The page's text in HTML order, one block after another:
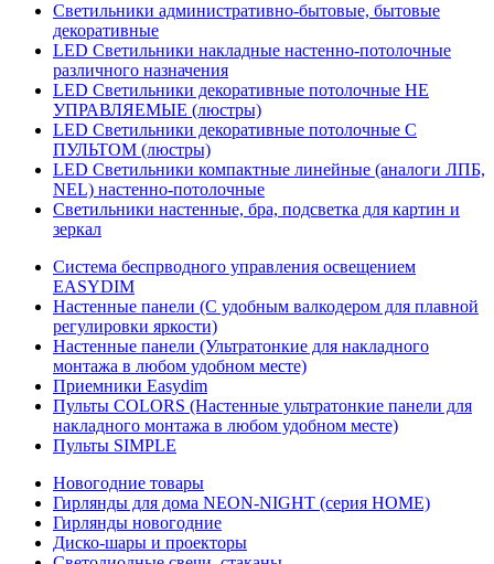
Светильники административно-бытовые, бытовые
декоративные
LED Cветильники накладные настенно-потолочные
различного назначения
LED Светильники декоративные потолочные НЕ
УПРАВЛЯЕМЫЕ (люстры)
LED Светильники декоративные потолочные С
ПУЛЬТОМ (люстры)
LED Светильники компактные линейные (аналоги ЛПБ,
NEL) настенно-потолочные
Светильники настенные, бра, подсветка для картин и
зеркал
Система беспрводного управления освещением
EASYDIM
Настенные панели (С удобным валкодером для плавной
регулировки яркости)
Настенные панели (Ультратонкие для накладного
монтажа в любом удобном месте)
Приемники Easydim
Пульты COLORS (Настенные ультратонкие панели для
накладного монтажа в любом удобном месте)
Пульты SIMPLE
Новогодние товары
Гирлянды для дома NEON-NIGHT (серия HOME)
Гирлянды новогодние
Диско-шары и проекторы